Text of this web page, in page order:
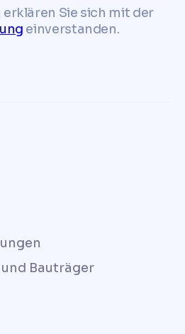
Sie sich mit der
einverstanden.
Bauträger